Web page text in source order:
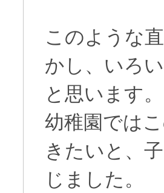
このような
かし、いろ
と思います。
幼稚園では
きたいと、
じました。